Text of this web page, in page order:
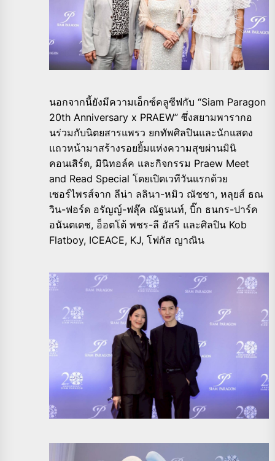
นอกจากนี้ยังมีความเอ็กซ์คลูซีฟกับ “Siam Paragon
20th Anniversary x PRAEW” ซึ่งสยามพารากอ
นร่วมกับนิตยสารแพรว ยกทัพศิลปินและนักแสดง
แถวหน้ามาสร้างรอยยิ้มแห่งความสุขผ่านมินิ
คอนเสิร์ต, มินิทอล์ค และกิจกรรม Praew Meet
and Read Special โดยเปิดเวทีวันแรกด้วย
เซอร์ไพรส์จาก ลีน่า ลลินา-หมิว ณัชชา, หลุยส์ ธณ
วิน-ฟอร์ด อรัญญ์-ฟลุ๊ค ณัฐนนท์, บิ๊ก ธนกร-ปาร์ค
อนันตเดช, อ็อตโต้ พชร-ลี อัสรี และศิลปิน Kob
Flatboy, ICEACE, KJ, โฟกัส ญาณิน